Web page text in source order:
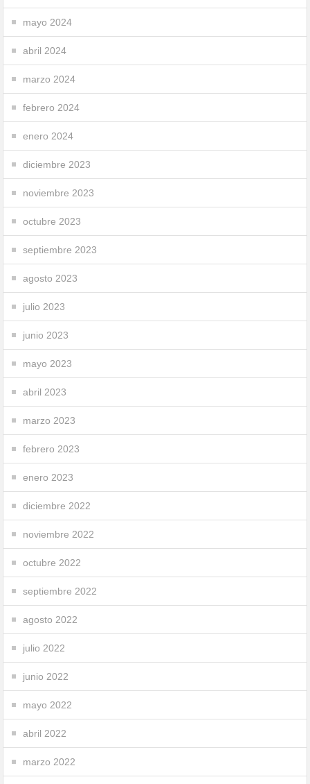
mayo 2024
abril 2024
marzo 2024
febrero 2024
enero 2024
diciembre 2023
noviembre 2023
octubre 2023
septiembre 2023
agosto 2023
julio 2023
junio 2023
mayo 2023
abril 2023
marzo 2023
febrero 2023
enero 2023
diciembre 2022
noviembre 2022
octubre 2022
septiembre 2022
agosto 2022
julio 2022
junio 2022
mayo 2022
abril 2022
marzo 2022